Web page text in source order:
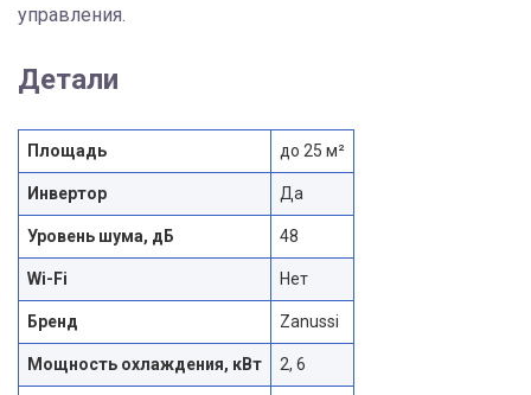
управления.
Детали
Площадь до 25 м²
Инвертор Да
Уровень шума, дБ 48
Wi-Fi Нет
Бренд Zanussi
Мощность охлаждения, кВт 2, 6